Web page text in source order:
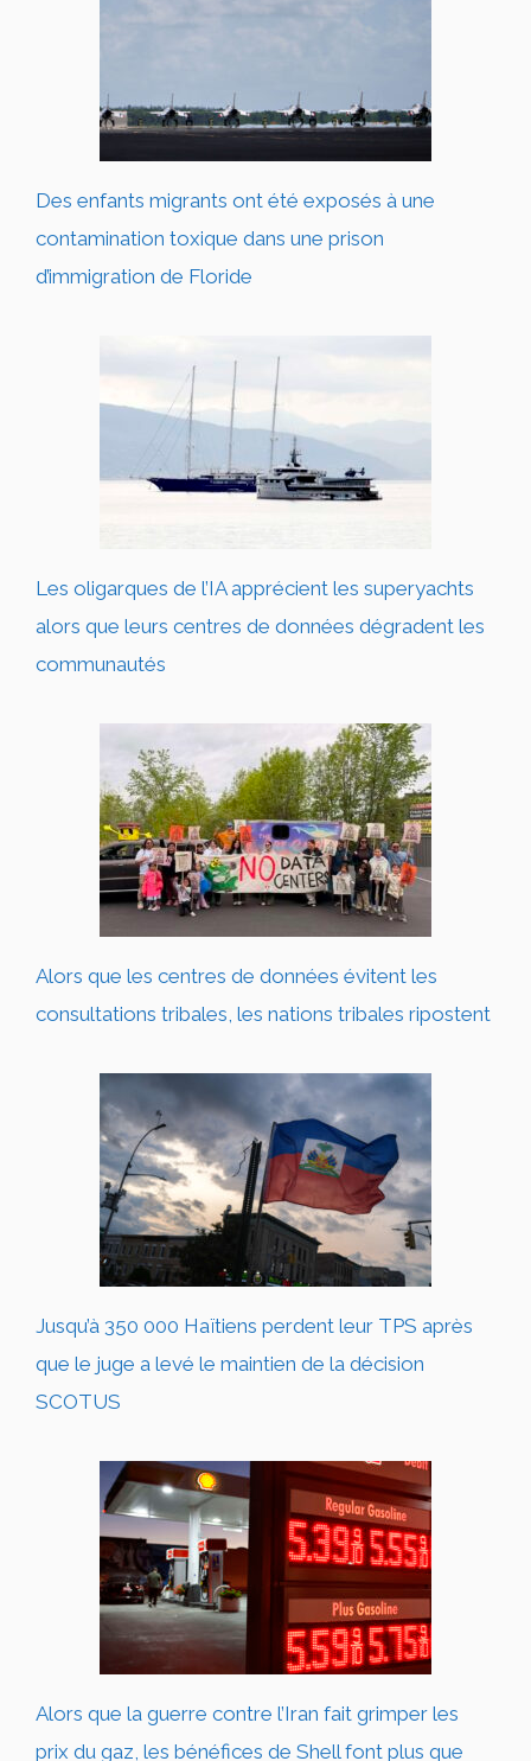
Des enfants migrants ont été exposés à une
contamination toxique dans une prison
d’immigration de Floride
Les oligarques de l’IA apprécient les superyachts
alors que leurs centres de données dégradent les
communautés
Alors que les centres de données évitent les
consultations tribales, les nations tribales ripostent
Jusqu’à 350 000 Haïtiens perdent leur TPS après
que le juge a levé le maintien de la décision
SCOTUS
Alors que la guerre contre l’Iran fait grimper les
prix du gaz, les bénéfices de Shell font plus que